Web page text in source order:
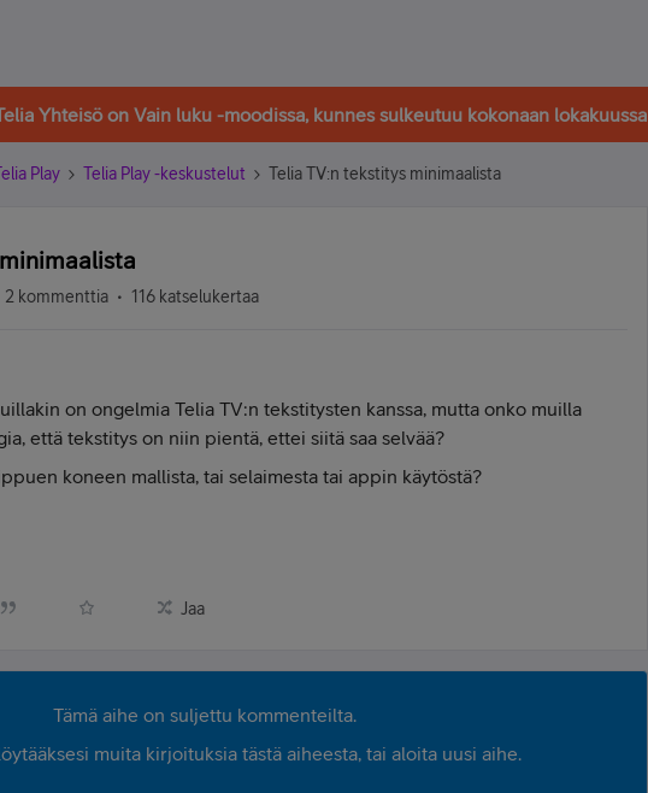
Yhteisö on Vain luku -moodissa, kunnes sulkeutuu kokonaan lokakuussa
Play Telia Play -keskustelut Telia TV:n tekstitys minimaalista
2 kommenttia 116 katselukertaa
on ongelmia Telia TV:n tekstitysten kanssa, mutta onko muilla
että tekstitys on niin pientä, ettei siitä saa selvää?
koneen mallista, tai selaimesta tai appin käytöstä?
Jaa
Tämä aihe on suljettu kommenteilta.
muita kirjoituksia tästä aiheesta, tai aloita uusi aihe.